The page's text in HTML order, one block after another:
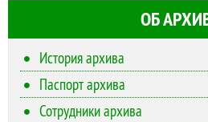
ОБ
История архива
Паспорт архива
Сотрудники архива